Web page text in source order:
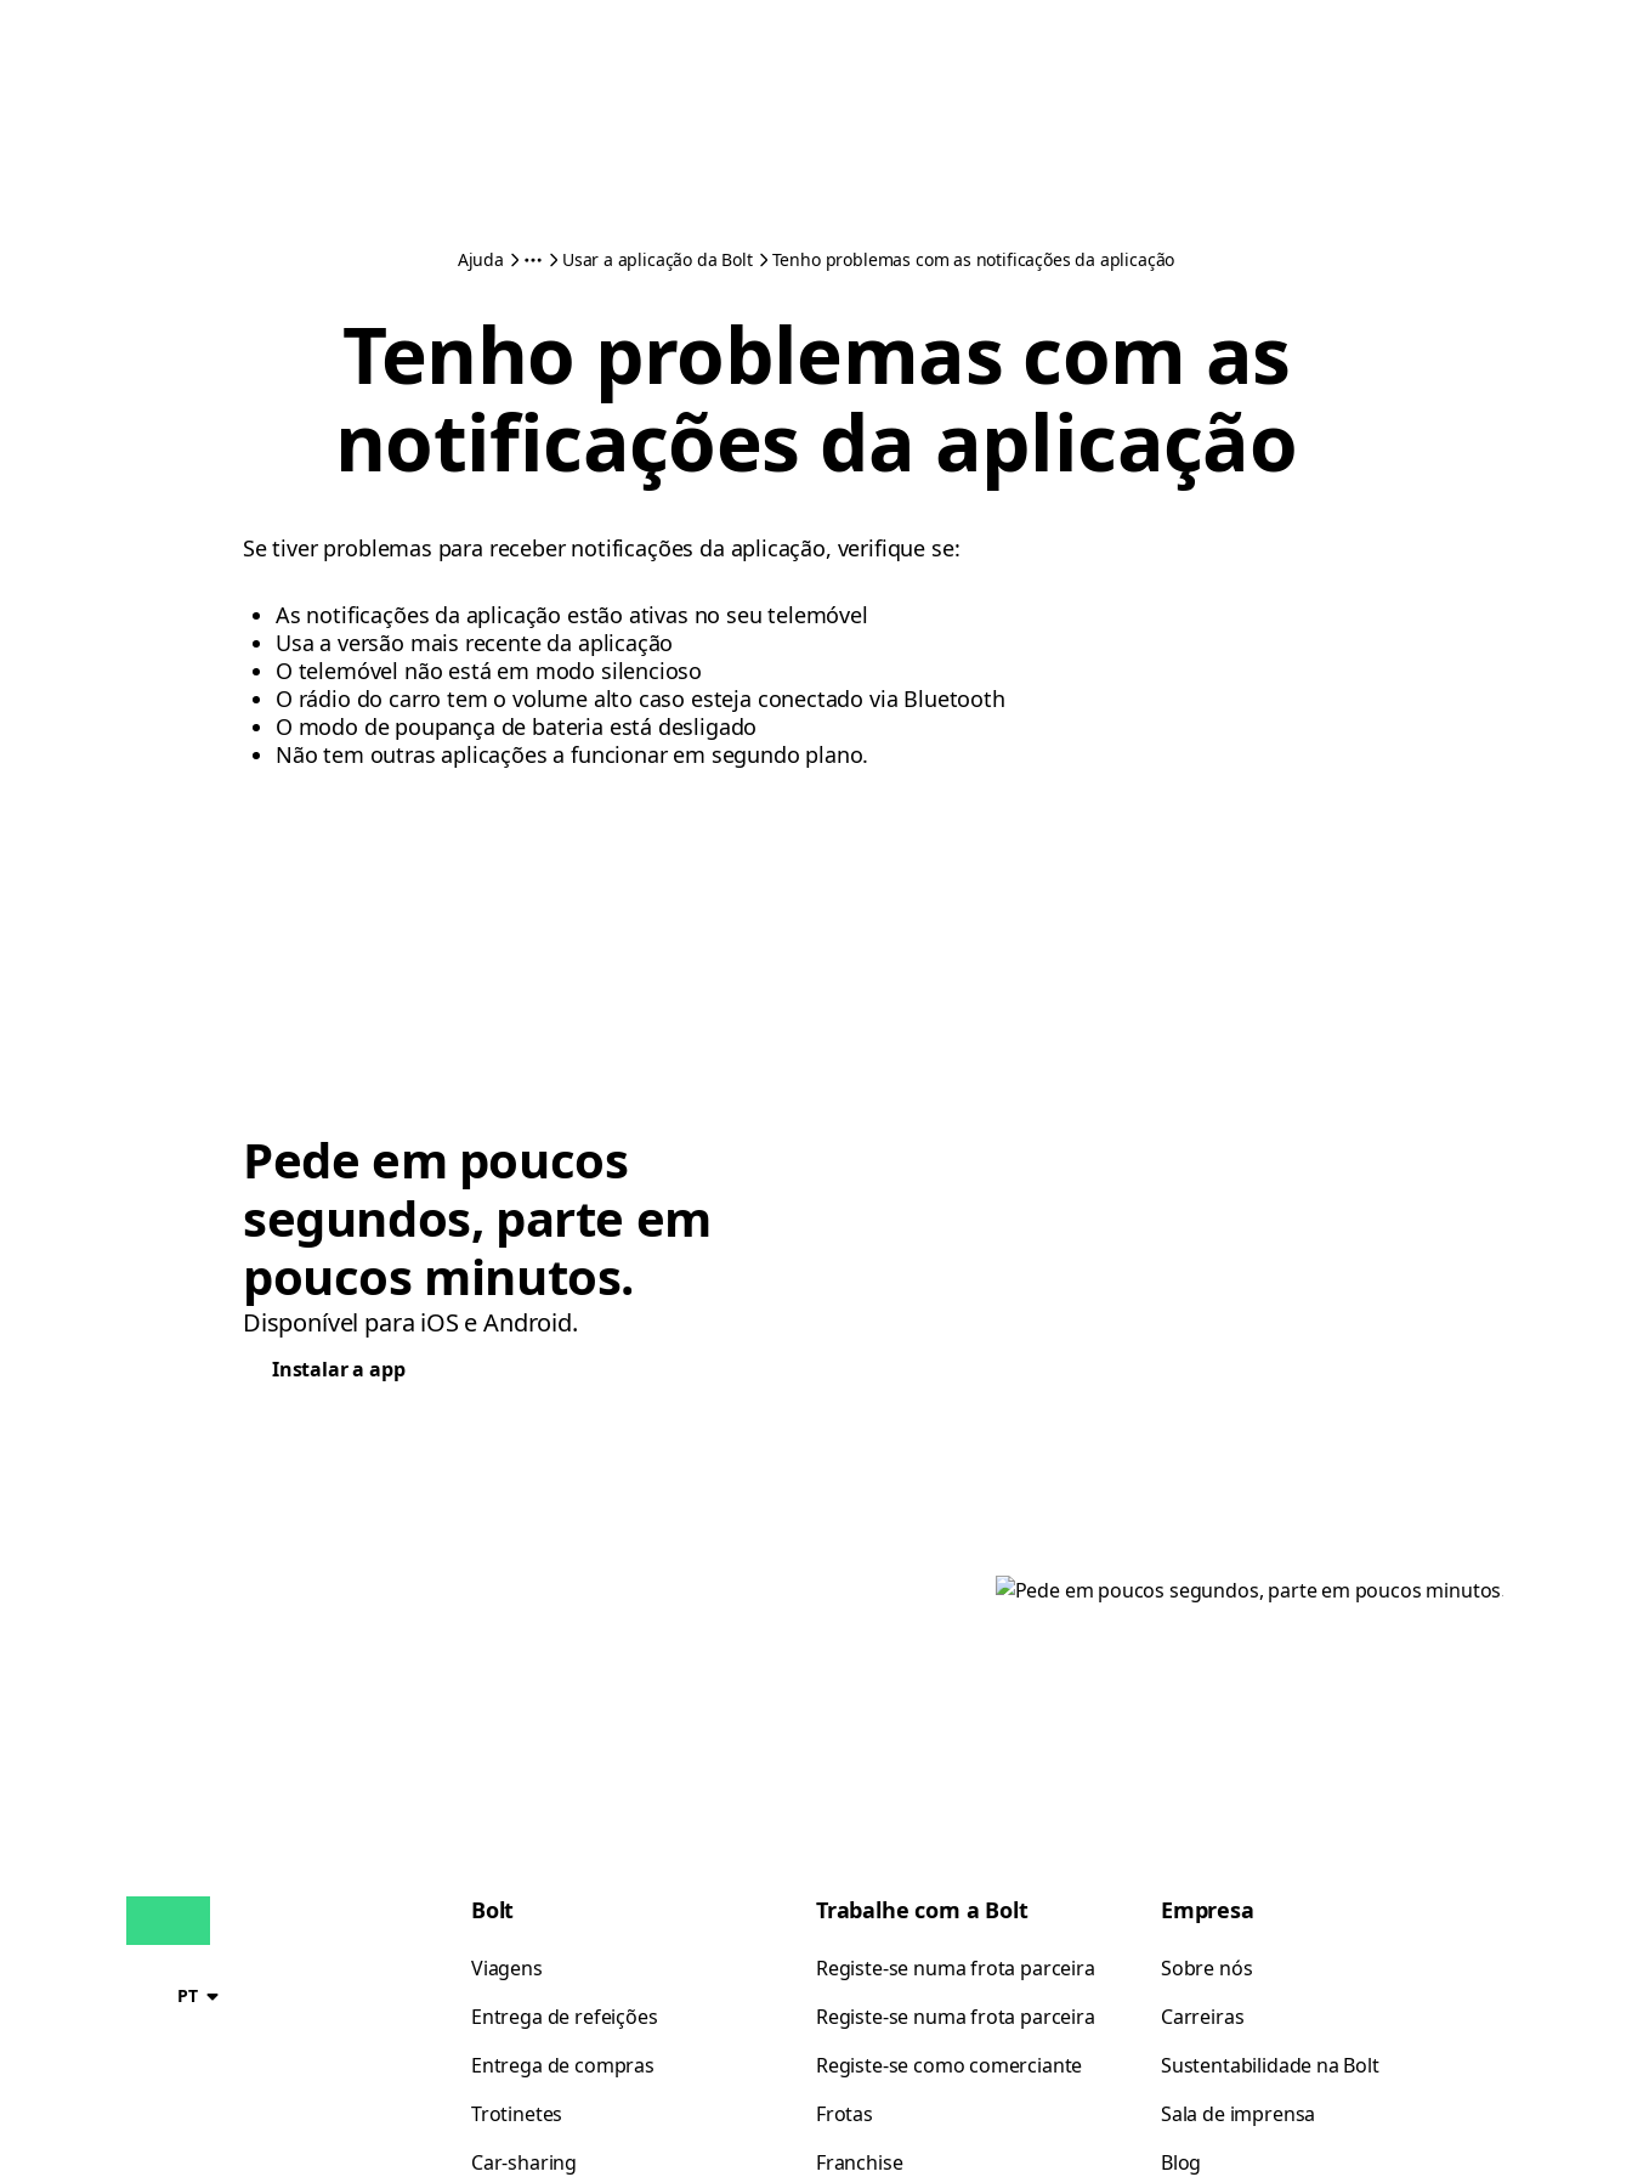
Ajuda Usar a aplicação da Bolt Tenho problemas com as notificações da aplicação
Tenho problemas com as
notificações da aplicação
Se tiver problemas para receber notificações da aplicação, verifique se:
As notificações da aplicação estão ativas no seu telemóvel
Usa a versão mais recente da aplicação
O telemóvel não está em modo silencioso
O rádio do carro tem o volume alto caso esteja conectado via Bluetooth
O modo de poupança de bateria está desligado
Não tem outras aplicações a funcionar em segundo plano.
Pede em poucos
segundos, parte em
poucos minutos.
Disponível para iOS e Android.
Instalar a app
PT
Bolt
Viagens
Entrega de refeições
Entrega de compras
Trotinetes
Car-sharing
Trabalhe com a Bolt
Registe-se numa frota parceira
Registe-se numa frota parceira
Registe-se como comerciante
Frotas
Franchise
Empresa
Sobre nós
Carreiras
Sustentabilidade na Bolt
Sala de imprensa
Blog